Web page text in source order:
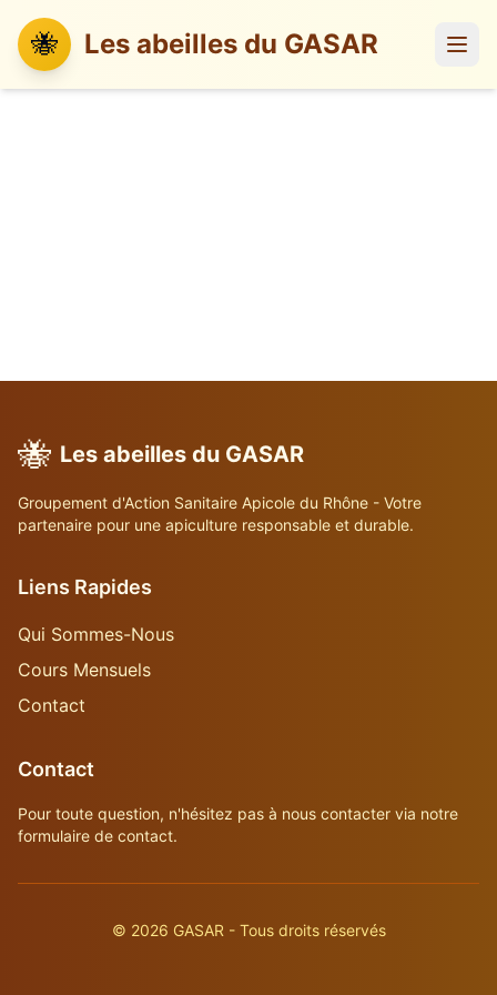
🐝 Les abeilles du GASAR
🐝 Les abeilles du GASAR
Groupement d'Action Sanitaire Apicole du Rhône - Votre
partenaire pour une apiculture responsable et durable.
Liens Rapides
Qui Sommes-Nous
Cours Mensuels
Contact
Contact
Pour toute question, n'hésitez pas à nous contacter via notre
formulaire de contact.
© 2026 GASAR - Tous droits réservés